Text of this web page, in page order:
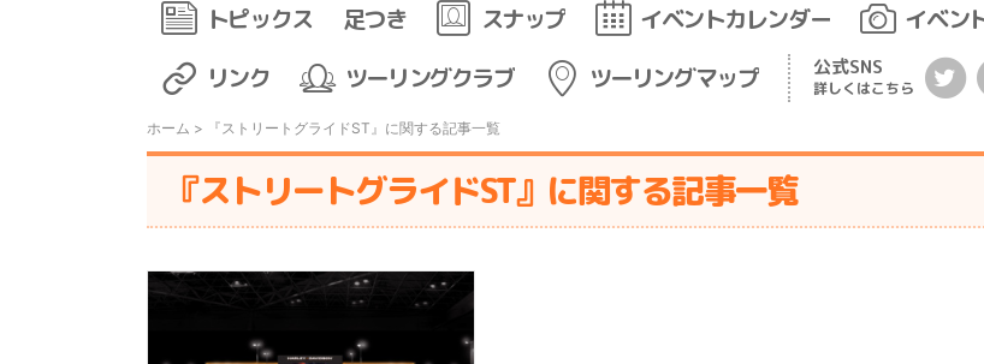
トピックス 足つき スナップ イベントカレンダー イベン
リンク
ツーリングクラブ ツーリングマップ 公式SNS
詳しくはこちら
ホーム > 『ストリートグライドST』に関する記事一覧
『ストリートグライドST』に関する記事一覧